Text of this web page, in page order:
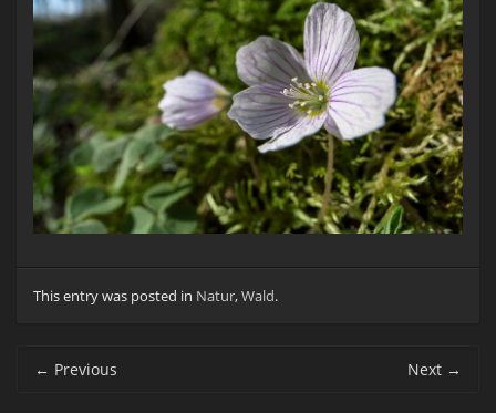
This entry was posted in Natur,Wald.
← Previous Next →